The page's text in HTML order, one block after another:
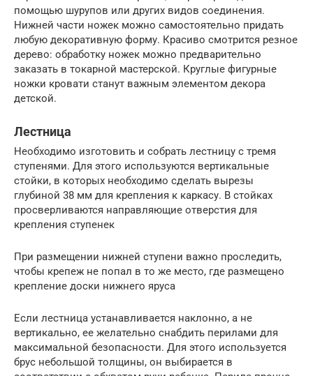
помощью шурупов или других видов соединения.
Нижней части ножек можно самостоятельно придать
любую декоративную форму. Красиво смотрится резное
дерево: обработку ножек можно предварительно
заказать в токарной мастерской. Круглые фигурные
ножки кровати станут важным элементом декора
детской.
Лестница
Необходимо изготовить и собрать лестницу с тремя
ступенями. Для этого используются вертикальные
стойки, в которых необходимо сделать вырезы
глубиной 38 мм для крепления к каркасу. В стойках
просверливаются направляющие отверстия для
крепления ступенек
При размещении нижней ступени важно проследить,
чтобы крепеж не попал в то же место, где размещено
крепление доски нижнего яруса
Если лестница устанавливается наклонно, а не
вертикально, ее желательно снабдить перилами для
максимальной безопасности. Для этого используется
брус небольшой толщины, он выбирается в